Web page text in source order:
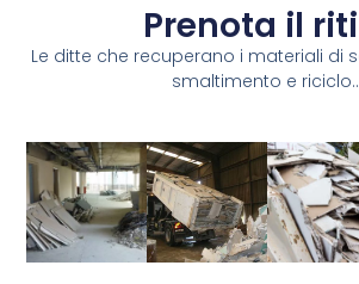
Prenota il
Le ditte che recuperano i materiali di
smaltimento e